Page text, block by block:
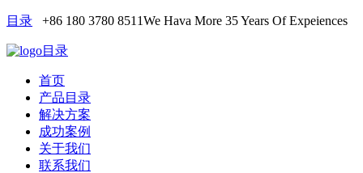
目录 +86 180 3780 8511We Hava More 35 Years Of Expeiences
目录
首页
产品目录
解决方案
成功案例
关于我们
联系我们